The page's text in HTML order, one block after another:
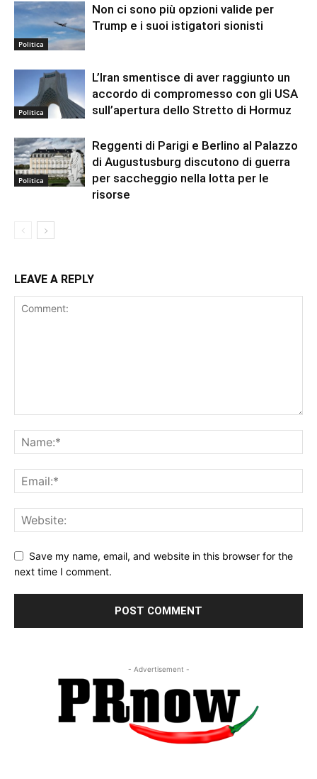
Politica
Non ci sono più opzioni valide per
Trump e i suoi istigatori sionisti
Politica
L’Iran smentisce di aver raggiunto un
accordo di compromesso con gli USA
sull’apertura dello Stretto di Hormuz
Politica
Reggenti di Parigi e Berlino al Palazzo
di Augustusburg discutono di guerra
per saccheggio nella lotta per le
risorse
LEAVE A REPLY
Save my name, email, and website in this browser for the
next time I comment.
- Advertisement -